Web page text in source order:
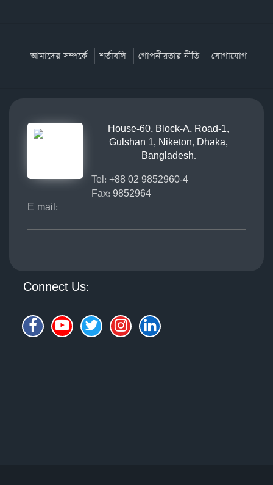
আমাদের সম্পর্কে শর্তাবলি গোপনীয়তার নীতি যোগাযোগ
House-60, Block-A, Road-1,
Gulshan 1, Niketon, Dhaka,
Bangladesh.
Tel: +88 02 9852960-4
Fax: 9852964
E-mail:
Connect Us: